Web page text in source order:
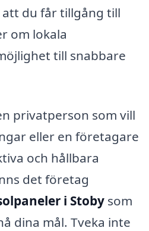
du får tillgång till
om lokala
till snabbare
privatperson som vill
eller en företagare
och hållbara
det företag
i Stoby som
dina mål. Tveka inte